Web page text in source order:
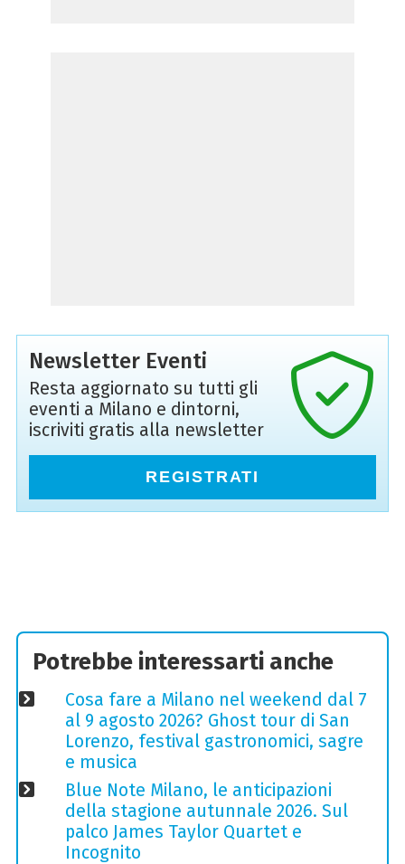
Newsletter Eventi
Resta aggiornato su tutti gli
eventi a Milano e dintorni,
iscriviti gratis alla newsletter
REGISTRATI
Potrebbe interessarti anche
Cosa fare a Milano nel weekend dal 7
al 9 agosto 2026? Ghost tour di San
Lorenzo, festival gastronomici, sagre
e musica
Blue Note Milano, le anticipazioni
della stagione autunnale 2026. Sul
palco James Taylor Quartet e
Incognito